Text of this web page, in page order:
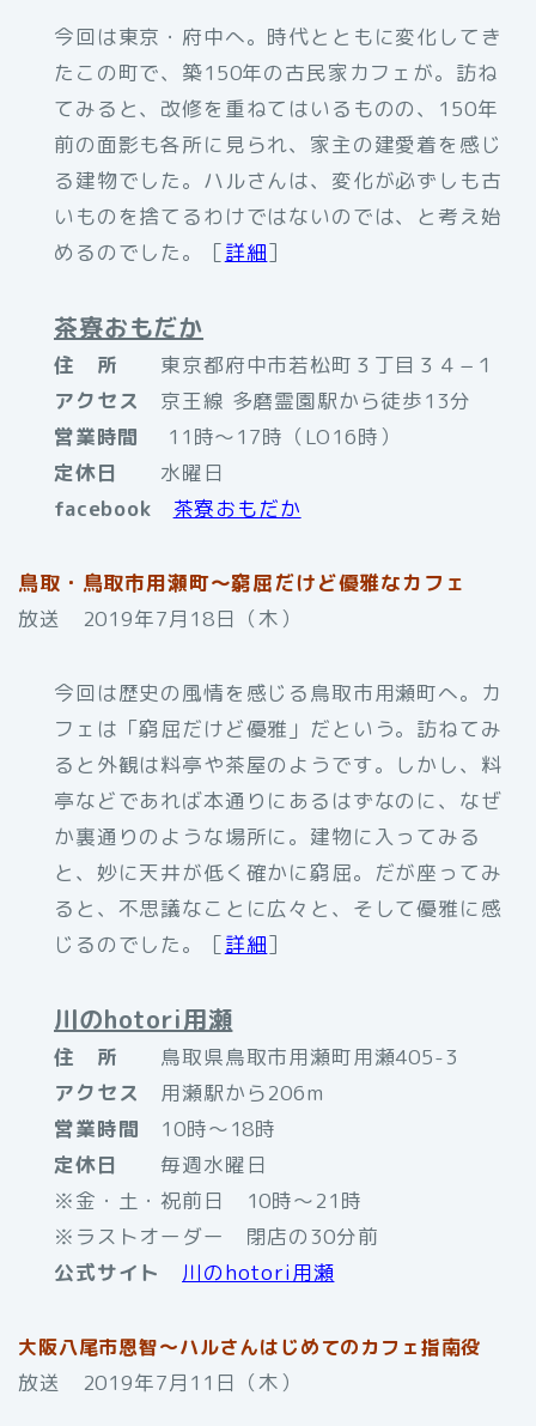
今回は東京・府中へ。時代とともに変化してき
たこの町で、築150年の古民家カフェが。訪ね
てみると、改修を重ねてはいるものの、150年
前の面影も各所に見られ、家主の建愛着を感じ
る建物でした。ハルさんは、変化が必ずしも古
いものを捨てるわけではないのでは、と考え始
めるのでした。［詳細］
茶寮おもだか
住 所 東京都府中市若松町３丁目３４−１
アクセス
京王線 多磨霊園駅から徒歩13分
営業時間
11時〜17時（LO16時）
定休日
水曜日
facebook
茶寮おもだか
鳥取・鳥取市用瀬町～窮屈だけど優雅なカフェ
放送 2019年7月18日（木）
今回は歴史の風情を感じる鳥取市用瀬町へ。カ
フェは「窮屈だけど優雅」だという。訪ねてみ
ると外観は料亭や茶屋のようです。しかし、料
亭などであれば本通りにあるはずなのに、なぜ
か裏通りのような場所に。建物に入ってみる
と、妙に天井が低く確かに窮屈。だが座ってみ
ると、不思議なことに広々と、そして優雅に感
じるのでした。［詳細］
川のhotori用瀬
住 所 鳥取県鳥取市用瀬町用瀬405-3
アクセス
用瀬駅から206m
営業時間 10時〜18時
定休日
毎週水曜日
※金・土・祝前日 10時〜21時
※ラストオーダー 閉店の30分前
公式サイト
川のhotori用瀬
大阪八尾市恩智～ハルさんはじめてのカフェ指南役
放送 2019年7月11日（木）